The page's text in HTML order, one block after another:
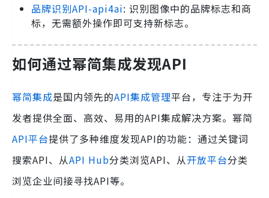
品牌识别API-api4ai: 识别图像中的品牌标志和商
标，无需额外操作即可支持新标志。
如何通过幂简集成发现API
幂简集成是国内领先的API集成管理平台，专注于为开
发者提供全面、高效、易用的API集成解决方案。幂简
API平台提供了多种维度发现API的功能：通过关键词
搜索API、从API Hub分类浏览API、从开放平台分类
浏览企业间接寻找API等。